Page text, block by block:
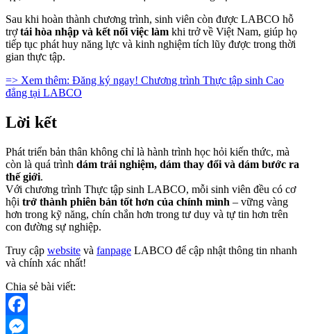
Sau khi hoàn thành chương trình, sinh viên còn được LABCO hỗ
trợtái hòa nhập và kết nối việc làm khi trở về Việt Nam, giúp họ
tiếp tục phát huy năng lực và kinh nghiệm tích lũy được trong thời
gian thực tập.
=> Xem thêm: Đăng ký ngay! Chương trình Thực tập sinh Cao
đẳng tại LABCO
Lời kết
Phát triển bản thân không chỉ là hành trình học hỏi kiến thức, mà
còn là quá trình dám trải nghiệm, dám thay đổi và dám bước ra
thế giới.
Với chương trình Thực tập sinh LABCO, mỗi sinh viên đều có cơ
hội trở thành phiên bản tốt hơn của chính mình – vững vàng
hơn trong kỹ năng, chín chắn hơn trong tư duy và tự tin hơn trên
con đường sự nghiệp.
Truy cập website và fanpage LABCO để cập nhật thông tin nhanh
và chính xác nhất!
Chia sẻ bài viết:
Facebook